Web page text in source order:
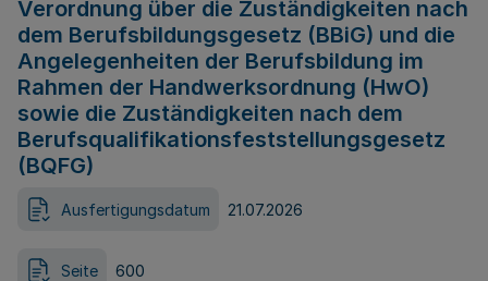
Verordnung über die Zuständigkeiten nach
dem Berufsbildungsgesetz (BBiG) und die
Angelegenheiten der Berufsbildung im
Rahmen der Handwerksordnung (HwO)
sowie die Zuständigkeiten nach dem
Berufsqualifikationsfeststellungsgesetz
(BQFG)
Ausfertigungsdatum 21.07.2026
Seite 600